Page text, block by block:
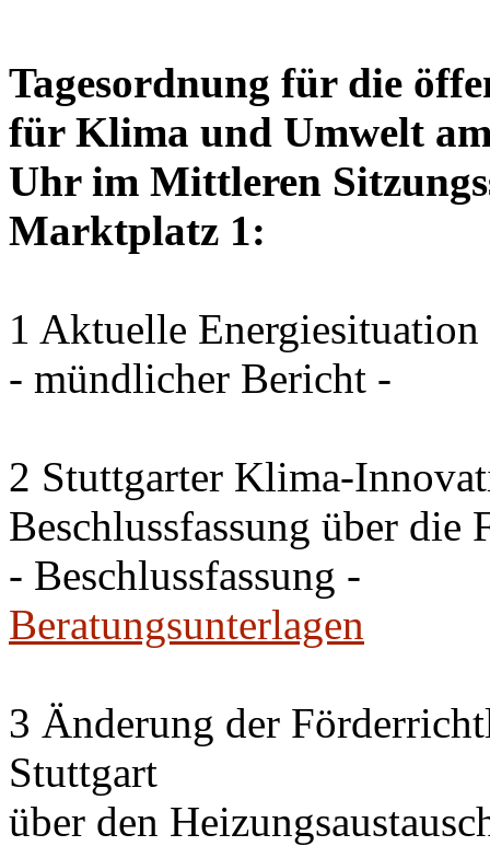
Tagesordnung für die
für Klima und Umwelt
Uhr im Mittleren
Marktplatz 1:
1 Aktuelle Energiesituation
- mündlicher Bericht -
2 Stuttgarter Klima-
Beschlussfassung über die
- Beschlussfassung -
Beratungsunterlagen
3 Änderung der
Stuttgart
über den